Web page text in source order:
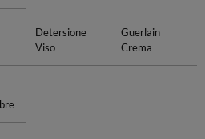
Detersione
Viso
Guerlain
Crema